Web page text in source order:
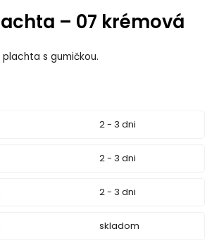
– 07 krémová
s gumičkou.
2 - 3 dni
2 - 3 dni
2 - 3 dni
skladom